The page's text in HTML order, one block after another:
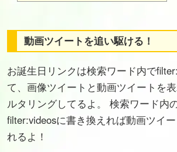
動画ツイートを追い駆ける！
お誕生日リンクは検索ワード内で
て、画像ツイートと動画ツイートを
ルタリングしてるよ。 検索ワード内
filter:videosに書き換えれば動画ツイ
れるよ！